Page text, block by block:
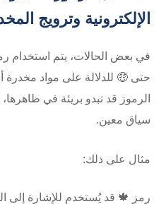
الإلكترونية وترويج
في بعض الحالات، يتم استخدام
حتى 🤑 للدلالة على مواد مخدرة
الرموز قد تبدو بريئة في
سياق معين.
مثال على ذلك:
رمز 🍁 قد يُستخدم للإشارة إلى